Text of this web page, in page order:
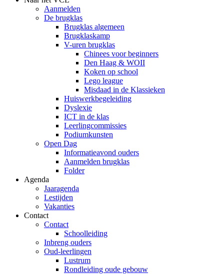
Aanmelden
De brugklas
Brugklas algemeen
Brugklaskamp
V-uren brugklas
Chinees voor beginners
Den Haag & WOII
Koken op school
Lego league
Misdaad in de Klassieken
Huiswerkbegeleiding
Dyslexie
ICT in de klas
Leerlingcommissies
Podiumkunsten
Open Dag
Informatieavond ouders
Aanmelden brugklas
Folder
Agenda
Jaaragenda
Lestijden
Vakanties
Contact
Contact
Schoolleiding
Inbreng ouders
Oud-leerlingen
Lustrum
Rondleiding oude gebouw